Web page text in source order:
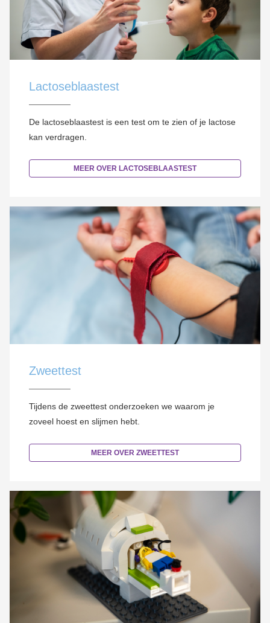
Lactoseblaastest
De lactoseblaastest is een test om te zien of je lactose
kan verdragen.
MEER OVER LACTOSEBLAASTEST
Zweettest
Tijdens de zweettest onderzoeken we waarom je
zoveel hoest en slijmen hebt.
MEER OVER ZWEETTEST